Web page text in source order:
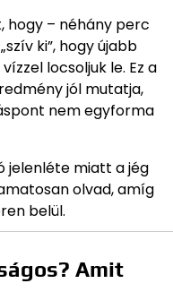
hogy – néhány perc
ki”, hogy újabb
locsoljuk le. Ez a
jól mutatja,
nem egyforma
jelenléte miatt a jég
olvad, amíg
belül.
Amit